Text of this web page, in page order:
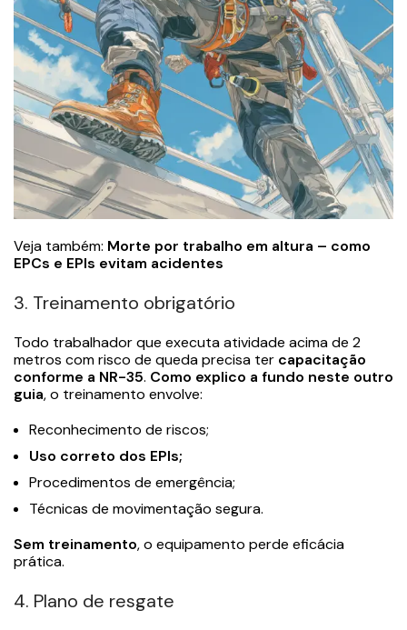
Veja também: Morte por trabalho em altura – como
EPCs e EPIs evitam acidentes
3. Treinamento obrigatório
Todo trabalhador que executa atividade acima de 2
metros com risco de queda precisa ter capacitação
conforme a NR-35. Como explico a fundo neste outro
guia, o treinamento envolve:
Reconhecimento de riscos;
Uso correto dos EPIs;
Procedimentos de emergência;
Técnicas de movimentação segura.
Sem treinamento, o equipamento perde eficácia
prática.
4. Plano de resgate